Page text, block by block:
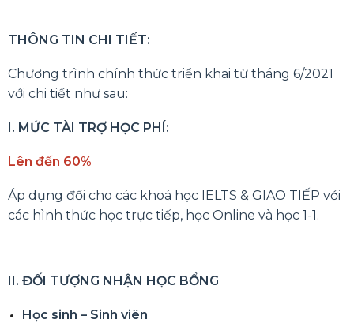
THÔNG TIN CHI TIẾT:
Chương trình chính thức triển khai từ tháng 6/2021
với chi tiết như sau:
I. MỨC TÀI TRỢ HỌC PHÍ:
Lên đến 60%
Áp dụng đối cho các khoá học IELTS & GIAO TIẾP với
các hình thức học trực tiếp, học Online và học 1-1.
II. ĐỐI TƯỢNG NHẬN HỌC BỔNG
Học sinh – Sinh viên